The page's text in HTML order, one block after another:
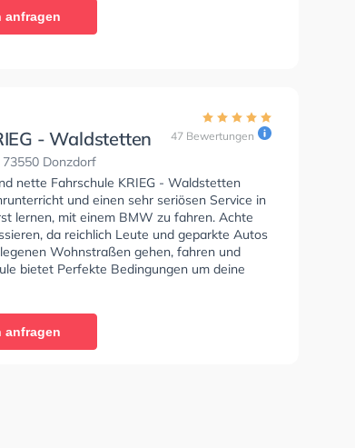
anfragen
- Waldstetten
Donzdorf
47 Bewertungen
nette Fahrschule KRIEG - Waldstetten
und einen sehr seriösen Service in
lernen, mit einem BMW zu fahren. Achte
da reichlich Leute und geparkte Autos
Wohnstraßen gehen, fahren und
bietet Perfekte Bedingungen um deine
Klasse A, Klasse B Automatik, Klasse BE,
dir auch online-theorie tests am PC zu
gut auf die theoretische Prüfung. In der
anfragen